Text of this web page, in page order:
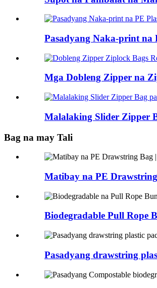
Pasadyang Naka-print na
Mga Dobleng Zipper na
Malalaking Slider Zipper
Bag na may Tali
Matibay na PE
Biodegradable Pull Rope
Pasadyang drawstring